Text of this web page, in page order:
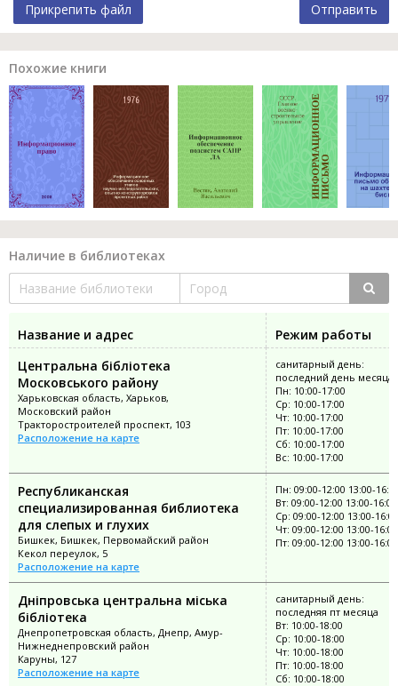
Прикрепить файл Отправить
Похожие книги
Наличие в библиотеках
Название и адрес
Режим работы
Центральна бібліотека
Московського району
Харьковская область, Харьков,
Московский район
Тракторостроителей проспект, 103
Расположение на карте
санитарный день:
последний день месяца
Пн: 10:00-17:00
Ср: 10:00-17:00
Чт: 10:00-17:00
Пт: 10:00-17:00
Сб: 10:00-17:00
Вс: 10:00-17:00
Республиканская
специализированная библиотека
для слепых и глухих
Бишкек, Бишкек, Первомайский район
Кекол переулок, 5
Расположение на карте
Пн: 09:00-12:00 13:00-
Вт: 09:00-12:00 13:00-16:00
Ср: 09:00-12:00 13:00-16:00
Чт: 09:00-12:00 13:00-16:00
Пт: 09:00-12:00 13:00-16:00
Дніпровська центральна міська
бібліотека
Днепропетровская область, Днепр, Амур-
Нижнеднепровский район
Каруны, 127
Расположение на карте
санитарный день:
последняя пт месяца
Вт: 10:00-18:00
Ср: 10:00-18:00
Чт: 10:00-18:00
Пт: 10:00-18:00
Сб: 10:00-18:00